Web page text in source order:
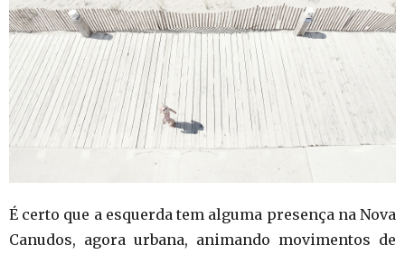
É certo que a esquerda tem alguma presença na Nova
Canudos, agora urbana, animando movimentos de